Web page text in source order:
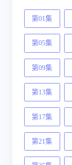
第01集
第05集
第09集
第13集
第17集
第21集